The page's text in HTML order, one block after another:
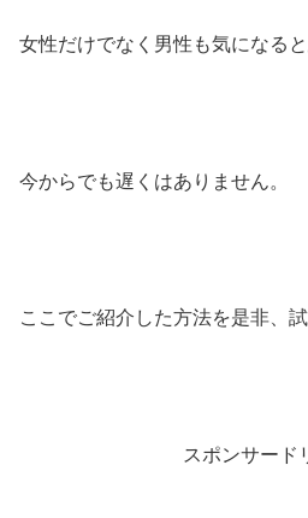
女性だけでなく男性も気になると
今からでも遅くはありません。
ここでご紹介した方法を是非、
スポンサード